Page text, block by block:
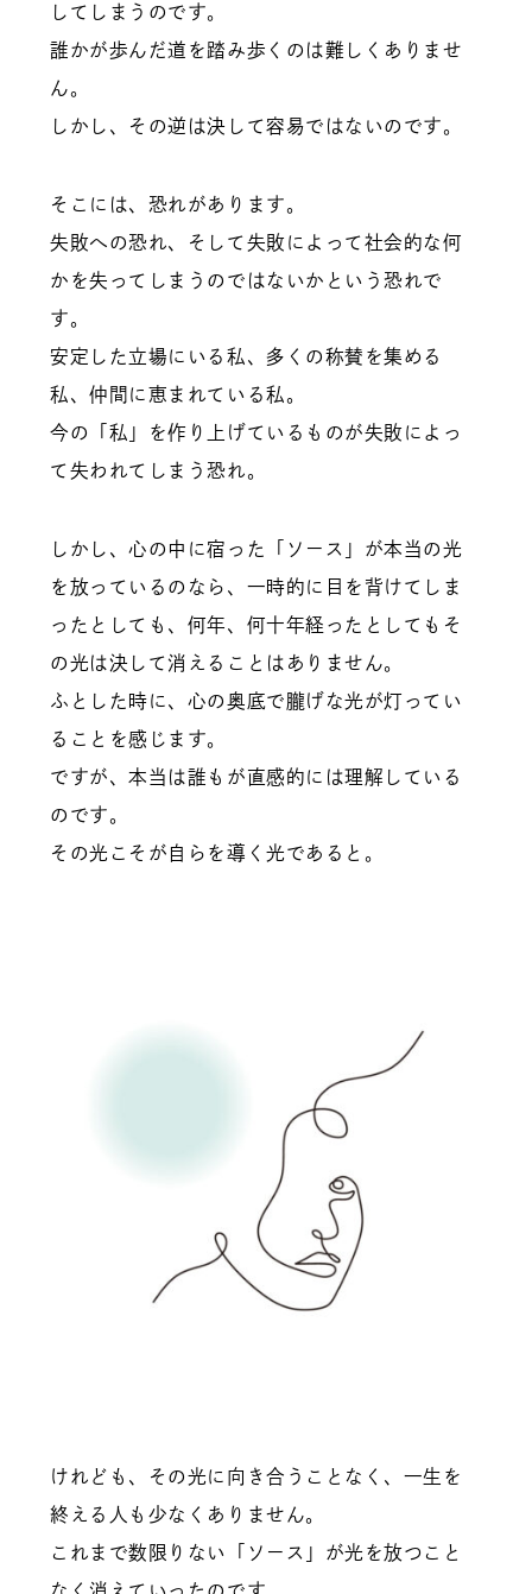
してしまうのです。
誰かが歩んだ道を踏み歩くのは難しくありませ
ん。
しかし、その逆は決して容易ではないのです。
そこには、恐れがあります。
失敗への恐れ、そして失敗によって社会的な何
かを失ってしまうのではないかという恐れで
す。
安定した立場にいる私、多くの称賛を集める
私、仲間に恵まれている私。
今の「私」を作り上げているものが失敗によっ
て失われてしまう恐れ。
しかし、心の中に宿った「ソース」が本当の光
を放っているのなら、一時的に目を背けてしま
ったとしても、何年、何十年経ったとしてもそ
の光は決して消えることはありません。
ふとした時に、心の奥底で朧げな光が灯ってい
ることを感じます。
ですが、本当は誰もが直感的には理解している
のです。
その光こそが自らを導く光であると。
けれども、その光に向き合うことなく、一生を
終える人も少なくありません。
これまで数限りない「ソース」が光を放つこと